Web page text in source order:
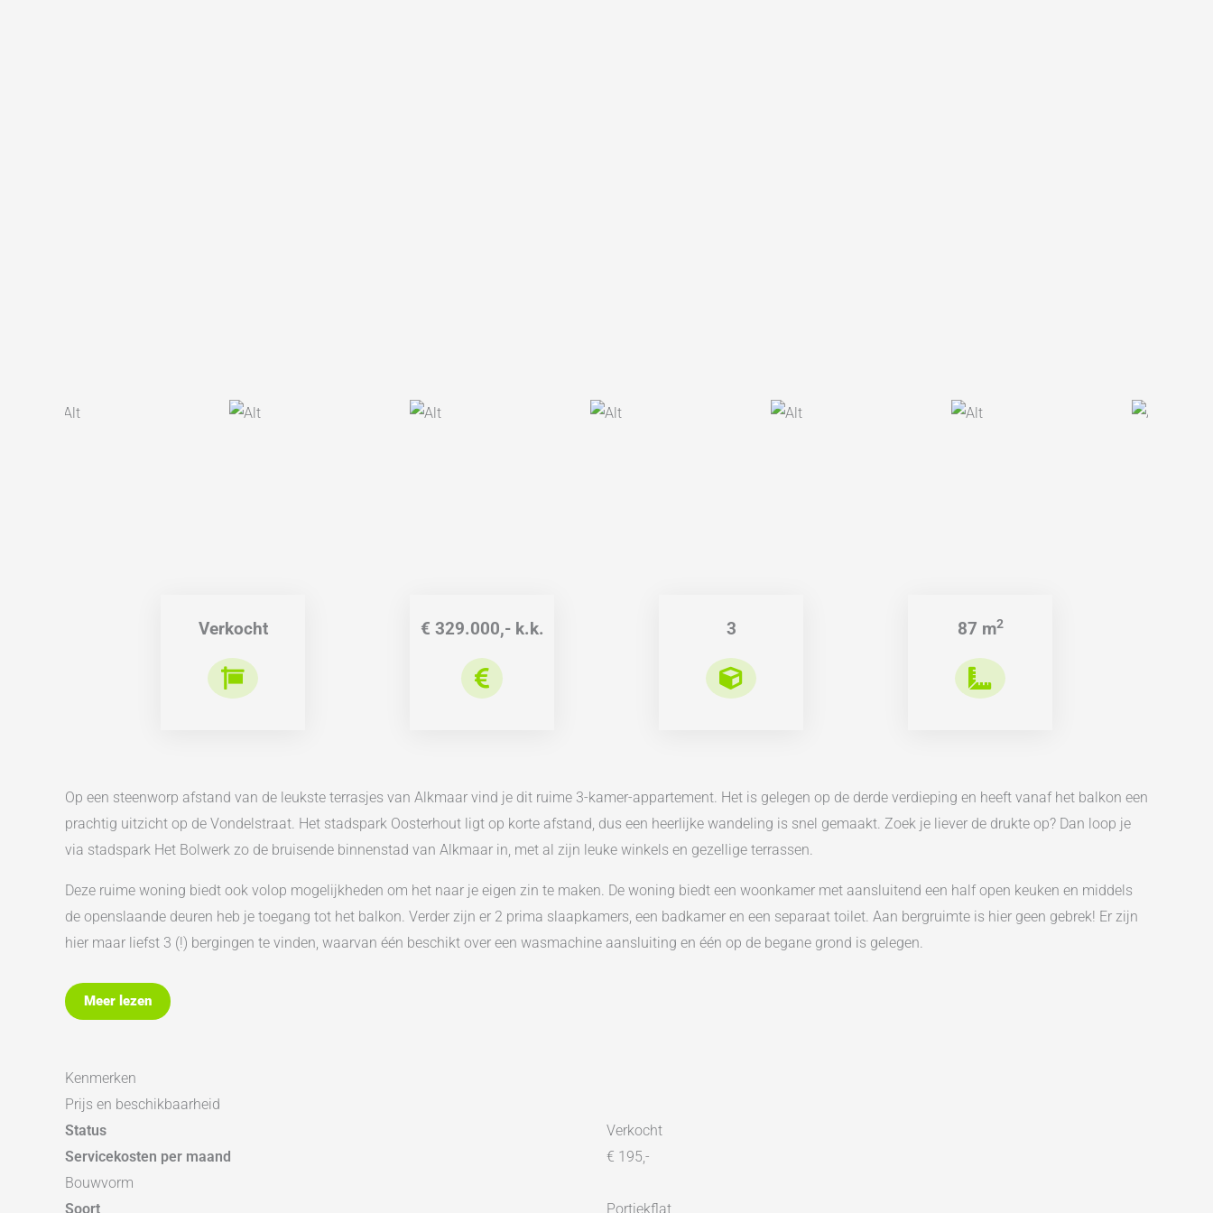
Verkocht € 329.000,- k.k. 3 87 m2
Op een steenworp afstand van de leukste terrasjes van Alkmaar vind je dit ruime 3-kamer-appartement. Het is gelegen op de derde verdieping en heeft vanaf het balkon een
prachtig uitzicht op de Vondelstraat. Het stadspark Oosterhout ligt op korte afstand, dus een heerlijke wandeling is snel gemaakt. Zoek je liever de drukte op? Dan loop je
via stadspark Het Bolwerk zo de bruisende binnenstad van Alkmaar in, met al zijn leuke winkels en gezellige terrassen.
Deze ruime woning biedt ook volop mogelijkheden om het naar je eigen zin te maken. De woning biedt een woonkamer met aansluitend een half open keuken en middels
de openslaande deuren heb je toegang tot het balkon. Verder zijn er 2 prima slaapkamers, een badkamer en een separaat toilet. Aan bergruimte is hier geen gebrek! Er zijn
hier maar liefst 3 (!) bergingen te vinden, waarvan één beschikt over een wasmachine aansluiting en één op de begane grond is gelegen.
De A9 en de ringweg Alkmaar liggen slechts op een paar minuten afstand en is er een bushalte om de hoek. Kortom, alle voorzieningen zijn direct binnen handbereik.
Uiteraard laten wij dit fijne appartement graag aan jou zien. Neem jij contact met ons op voor een bezichtiging?
3e verdieping: centrale hal met meterkast naast de voordeur. Entree, berging, toilet met fonteintje, stookruimte met CV ketel (Intergas Kompakt HRE, 2017). De woonkamer
toegang tot het balkon (zuidoosten) middels de openslaande deuren. Daarbij zijn er 2 slaapkamers en de badkamer met douche en wastafel en 2 bergruimtes waarvan één
Meer lezen
Kenmerken
Prijs en beschikbaarheid
Status
Verkocht
Servicekosten per maand
€ 195,-
Bouwvorm
Soort
Portiekflat